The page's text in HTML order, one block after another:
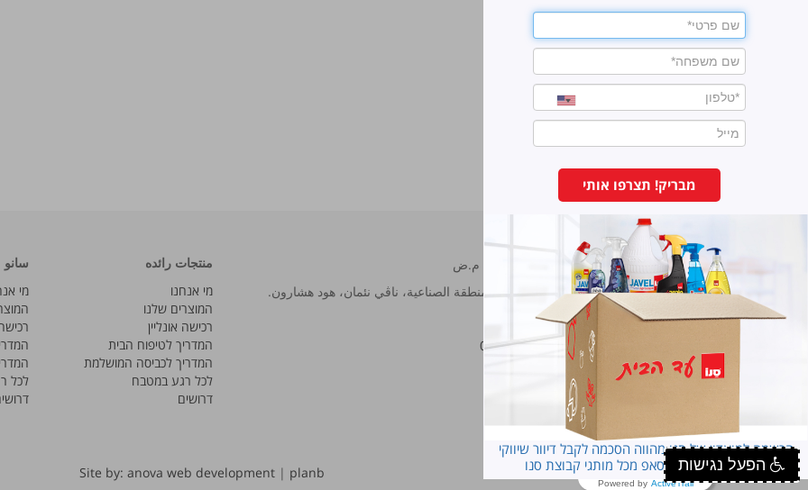
הפעל נגישות
منتجات ورق
غسيل
طاردة للباعوض
سانو مصانع برونوس م.ض
شارع هحراش 11 المنطقة الصناعية، ناڨي نئمان، هود هشارون.
هاتف:7473222-09
فاكس:
7473233-09
منتجات رائده
מי אנחנו
המוצרים שלנו
רכישה אונליין
המדריך לטיפוח הבית
המדריך לכביסה המושלמת
לכל רגע במטבח
דרושים
سانو
מי
לכל
סנו פרופשיונל
Site by: anova web development | planb
מבריק! תצרפו אותי
הרשמה למועדון של סנו מהווה הסכמה לקבל דיוור שיווקי
במייל ובסמס ובוואטסאפ מכל מותגי קבוצת סנו
Powered by ActiveTrail